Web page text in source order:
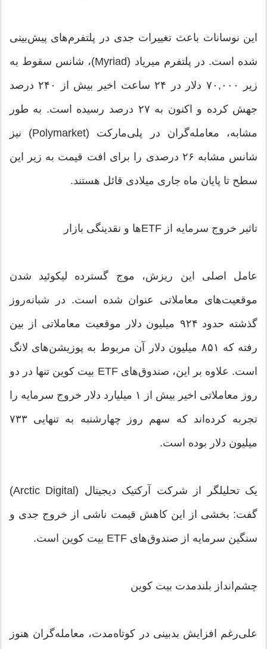
این نوسانات باعث تغییرات جدی در پلتفرم‌های پیش‌بینی
شده است. در پلتفرم میریاد (Myriad)، شانس سقوط به
زیر ۷۰,۰۰۰ دلار در ۲۴ ساعت اخیر بیش از ۲۴۰ درصد
جهش کرده و اکنون به ۲۷ درصد رسیده است. به طور
مشابه، معامله‌گران در پلی‌مارکت (Polymarket) نیز
شانس مشابه ۲۶ درصدی را برای افت قیمت به زیر این
سطح تا پایان ماه جاری میلادی قائل هستند.
تاثیر خروج سرمایه از ETFها و نقدینگی بازار
عامل اصلی این ریزش، موج گسترده لیکوئید شدن
موقعیت‌های معاملاتی عنوان شده است. در شبانه‌روز
گذشته حدود ۹۲۴ میلیون دلار موقعیت معاملاتی از بین
رفته که ۸۵۱ میلیون دلار آن مربوط به پوزیشن‌های لانگ
است. علاوه بر این، صندوق‌های ETF بیت کوین تنها در دو
روز معاملاتی اخیر بیش از ۱ میلیارد دلار خروج سرمایه را
تجربه کرده‌اند که سهم روز چهارشنبه به تنهایی ۷۳۳
میلیون دلار بوده است.
یک تحلیلگر از شرکت آرکتیک دیجیتال (Arctic Digital)
گفت: بخشی از این کاهش قیمت ناشی از خروج جدی و
سنگین سرمایه از صندوق‌های ETF بیت کوین است.
چشم‌انداز بلندمدت بیت کوین
علی‌رغم افزایش بدبینی در کوتاه‌مدت، معامله‌گران هنوز